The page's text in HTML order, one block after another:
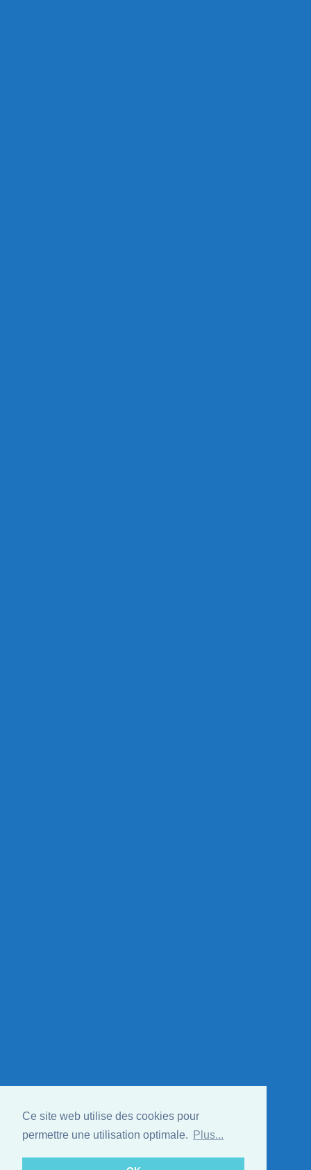
Ce site web utilise des cookies pour
permettre une utilisation optimale.
Plus...